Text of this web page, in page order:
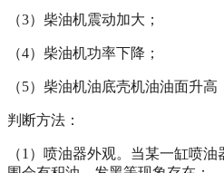
（3）柴油机震动加大；
（4）柴油机功率下降；
（5）柴油机油底壳机油油面升高
判断方法：
（1 ）喷油器外观。当某一缸喷油